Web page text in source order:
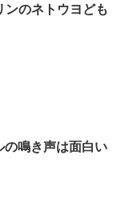
ンのネトウヨども
の鳴き声は面白い